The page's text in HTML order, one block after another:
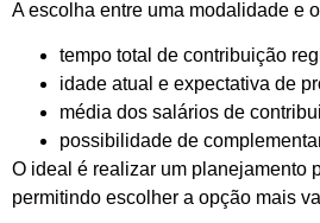
A escolha entre uma modalidade e
tempo total de contribuição
idade atual e expectativa de
média dos salários de
possibilidade de
O ideal é realizar um planejamento
permitindo escolher a opção mais